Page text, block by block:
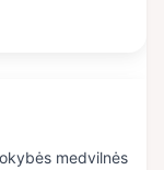
medvilnės